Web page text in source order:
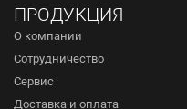
ПРОДУКЦИЯ
О компании
Сотрудничество
Сервис
Доставка и оплата